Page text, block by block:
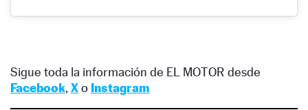
Sigue toda la información de EL MOTOR desde
Facebook, Xo Instagram